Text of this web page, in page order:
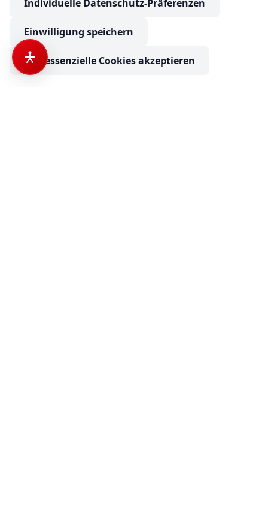
Individuelle Datenschutz-Präferenzen
Einwilligung speichern
Nur essenzielle Cookies akzeptieren